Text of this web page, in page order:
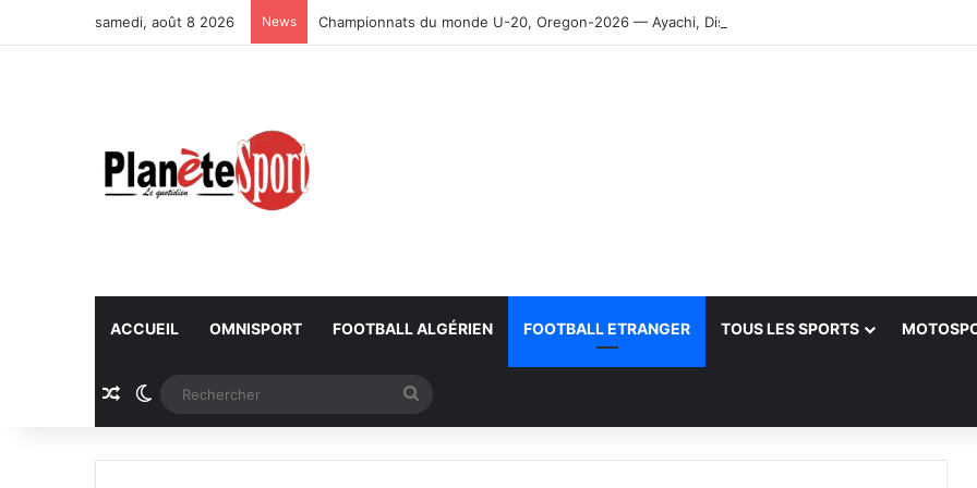
samedi, août 8 2026 News Championnats du monde U-20, Oregon-2026 — Ayachi, Dissa, Touahria et Ghezali en finale
ACCUEIL OMNISPORT FOOTBALL ALGÉRIEN FOOTBALL ETRANGER TOUS LES SPORTS
Article Aléatoire
Switch skin